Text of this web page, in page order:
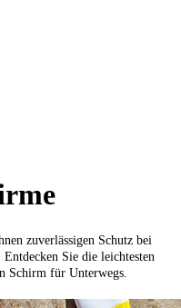
zuverlässigen Schutz bei
Sie die leichtesten
Schirm für Unterwegs.